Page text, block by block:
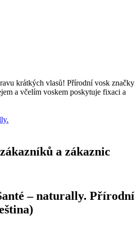
krátkých vlasů! Přírodní vosk značky
a včelím voskem poskytuje fixaci a
a zákaznic
– naturally. Přírodní